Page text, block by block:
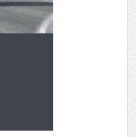
Qué es
cuáles